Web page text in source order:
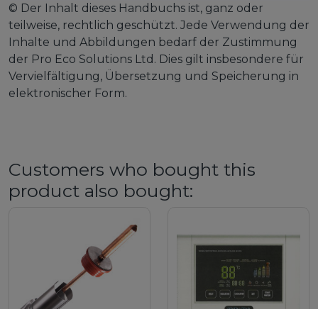
© Der Inhalt dieses Handbuchs ist, ganz oder
teilweise, rechtlich geschützt. Jede Verwendung der
Inhalte und Abbildungen bedarf der Zustimmung
der Pro Eco Solutions Ltd. Dies gilt insbesondere für
Vervielfältigung, Übersetzung und Speicherung in
elektronischer Form.
Customers who bought this
product also bought: